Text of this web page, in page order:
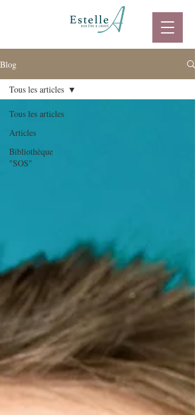
Blog
Tous les articles
Articles
Bibliothèque
"SOS"
Tous les articles